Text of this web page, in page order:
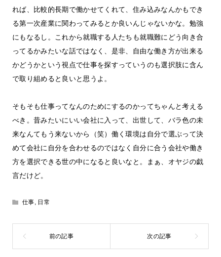
れば、比較的長期で働かせてくれて、住み込みなんかもでき
る第一次産業に関わってみるとか良いんじゃないかな。勉強
にもなるし。これから就職する人たちも就職難にどう向き合
ってるかみたいな話ではなく、是非、自由な働き方が出来る
かどうかという視点で仕事を探すっていうのも選択肢に含ん
で取り組めると良いと思うよ。
そもそも仕事ってなんのためにするのかってちゃんと考える
べき。昔みたいにいい会社に入って、出世して、バラ色の未
来なんてもう来ないから（笑）働く環境は自分で選ぶって決
めて会社に自分を合わせるのではなく自分に合う会社や働き
方を選択できる世の中になると良いなと。まぁ、オヤジの戯
言だけど。
仕事, 日常